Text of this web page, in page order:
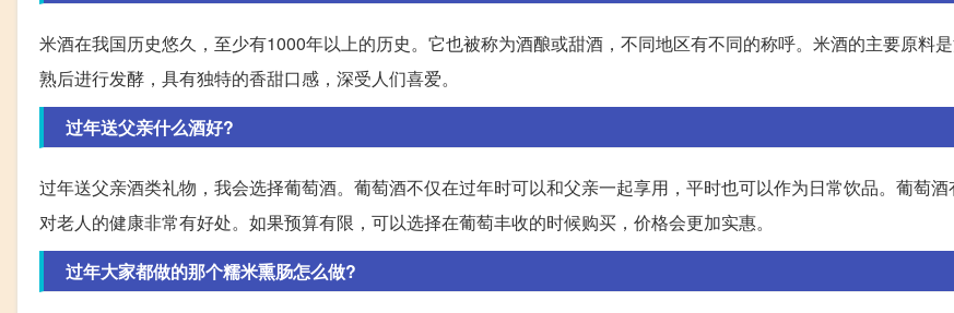
米酒在我国历史悠久，至少有1000年以上的历史。它也被称为酒酿或甜酒，不同地区有不同的称呼。米酒的主要原料
熟后进行发酵，具有独特的香甜口感，深受人们喜爱。
过年送父亲什么酒好?
过年送父亲酒类礼物，我会选择葡萄酒。葡萄酒不仅在过年时可以和父亲一起享用，平时也可以作为日常饮品。葡萄酒
对老人的健康非常有好处。如果预算有限，可以选择在葡萄丰收的时候购买，价格会更加实惠。
过年大家都做的那个糯米熏肠怎么做?